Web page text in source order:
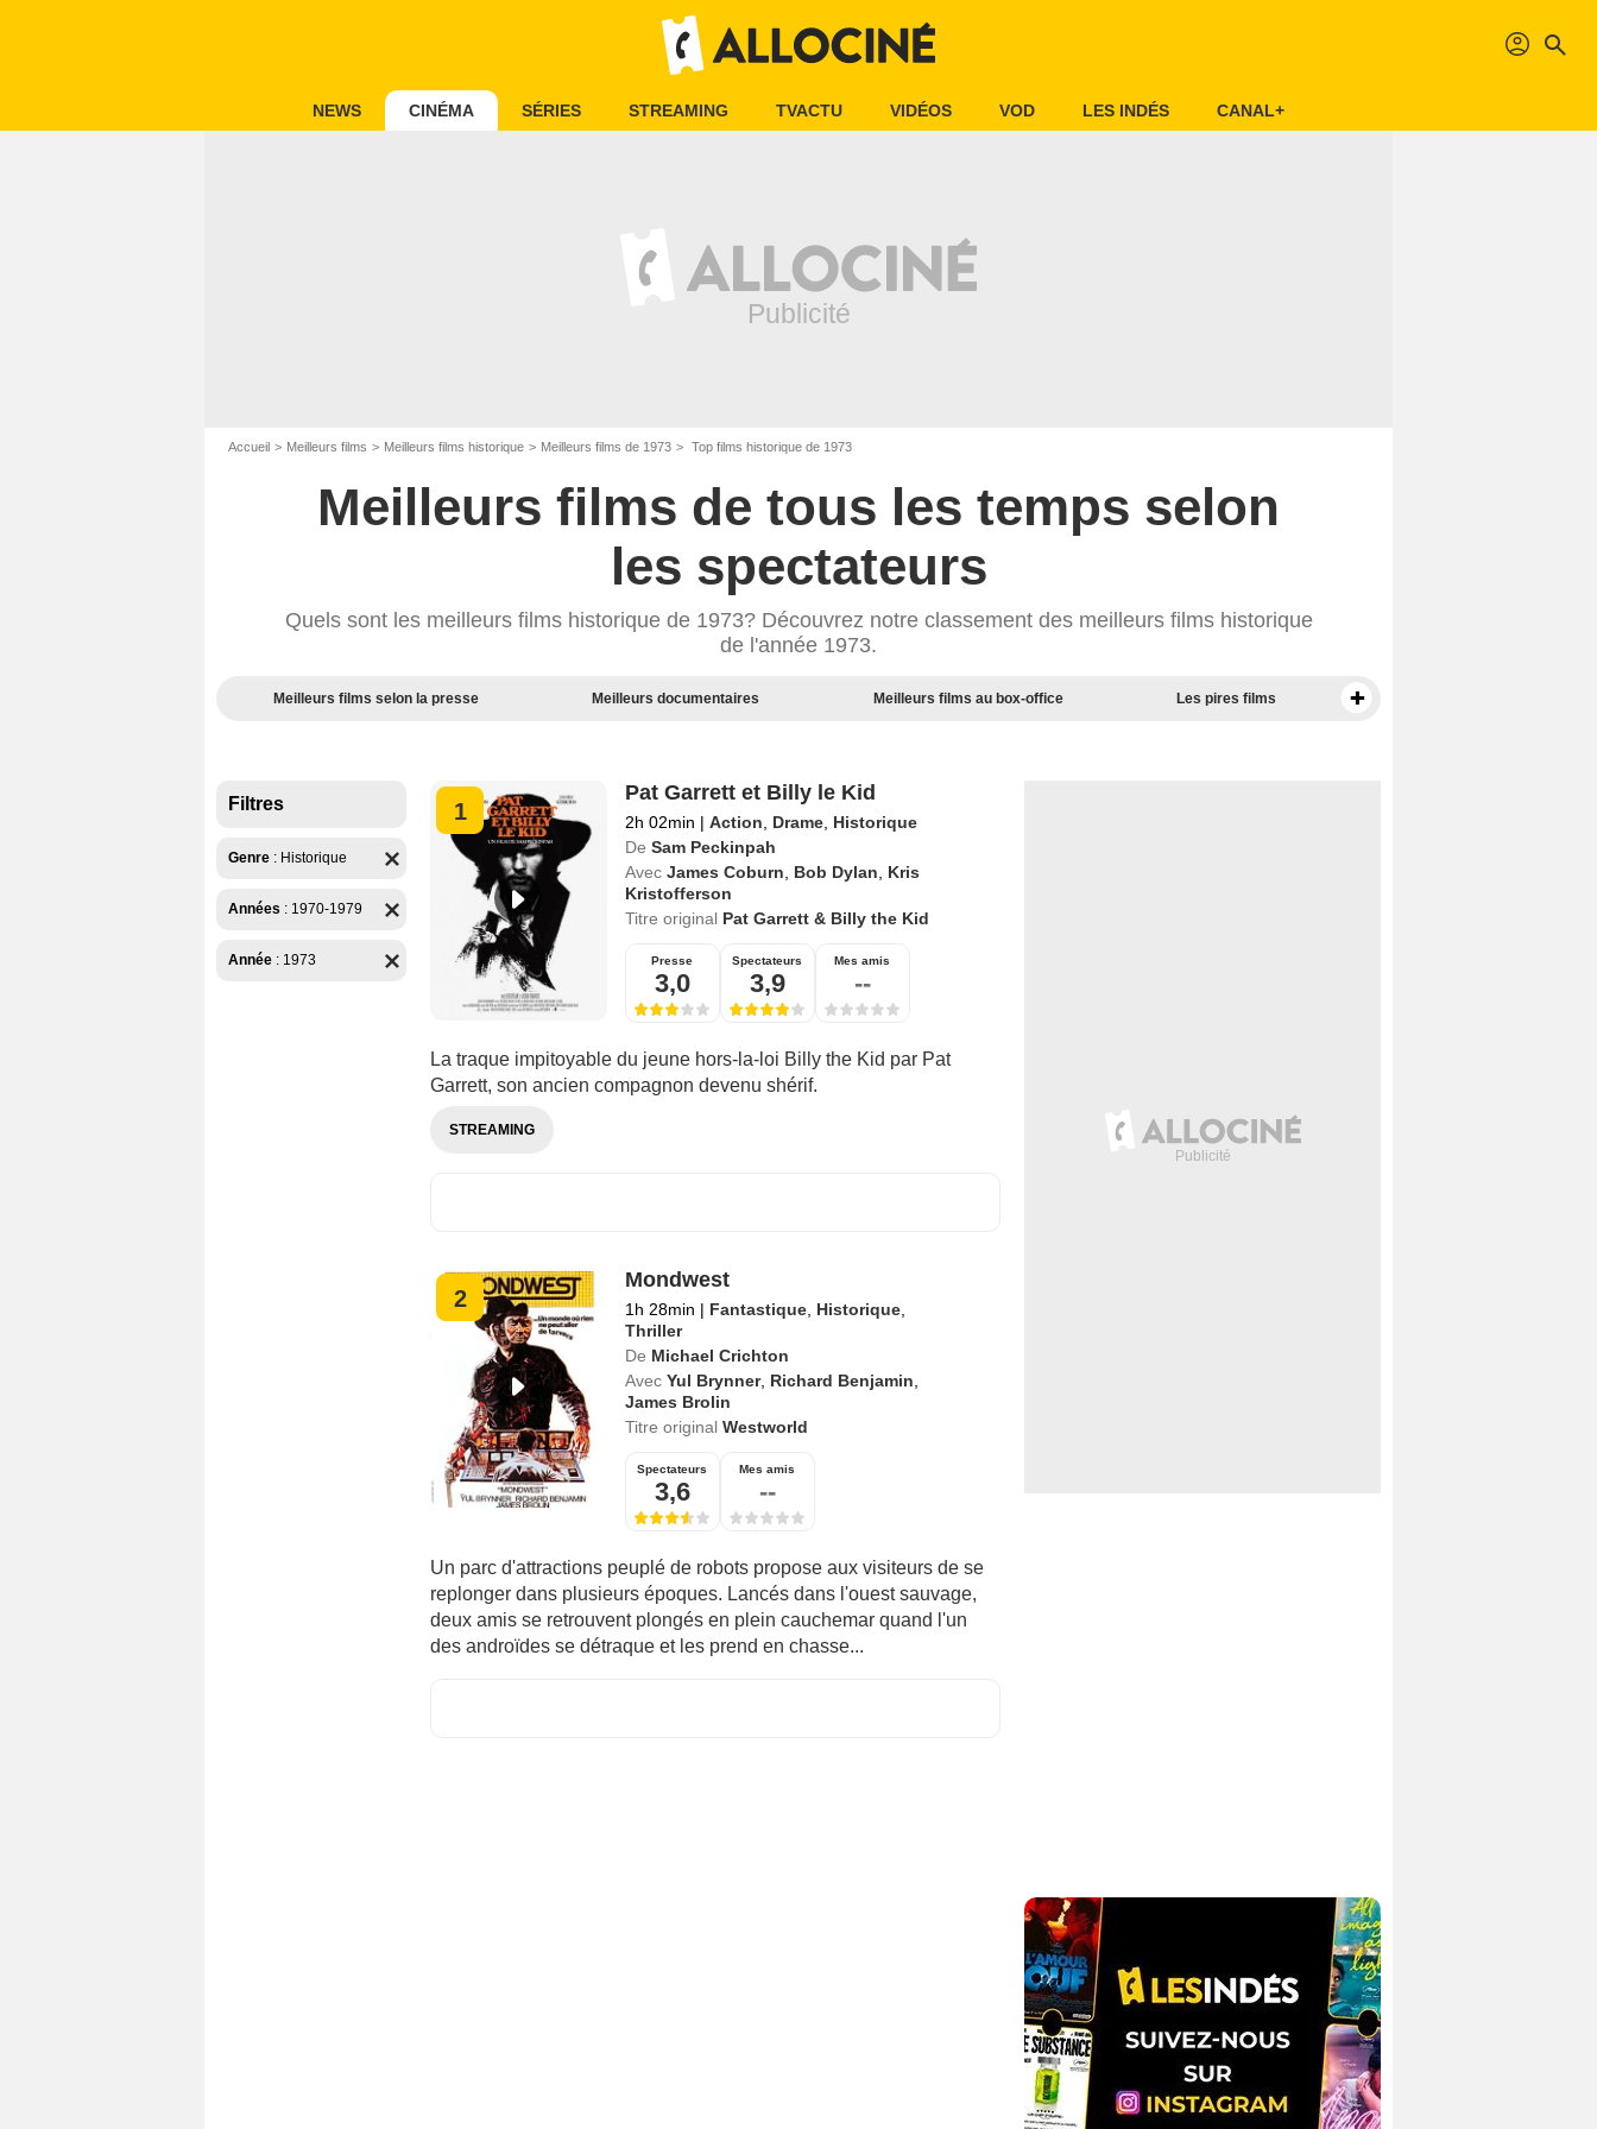
profil search
NEWS CINÉMA SÉRIES STREAMING TVACTU VIDÉOS VOD LES INDÉS CANAL+
Accueil Meilleurs films Meilleurs films historique Meilleurs films de 1973 Top films historique de 1973
Meilleurs films de tous les temps selon
les spectateurs
Quels sont les meilleurs films historique de 1973? Découvrez notre classement des meilleurs films historique
de l'année 1973.
Meilleurs films selon la presse Meilleurs documentaires Meilleurs films au box-office Les pires films
Filtres
Genre : Historique
Années : 1970-1979
Année : 1973
1
Pat Garrett et Billy le Kid
2h 02min | Action Drame, Historique
De Sam Peckinpah
Avec James Coburn Bob Dylan
Kris
Kristofferson
Titre original Pat Garrett & Billy the Kid
Presse
3,0
Spectateurs
3,9
Mes amis
--
La traque impitoyable du jeune hors-la-loi Billy the Kid par Pat
Garrett, son ancien compagnon devenu shérif.
STREAMING
2
Mondwest
1h 28min | Fantastique, Historique,
Thriller
De Michael Crichton
Avec Yul Brynner, Richard Benjamin
James Brolin
Titre original Westworld
Spectateurs
3,6
Mes amis
--
Un parc d'attractions peuplé de robots propose aux visiteurs de se
replonger dans plusieurs époques. Lancés dans l'ouest sauvage,
deux amis se retrouvent plongés en plein cauchemar quand l'un
des androïdes se détraque et les prend en chasse...